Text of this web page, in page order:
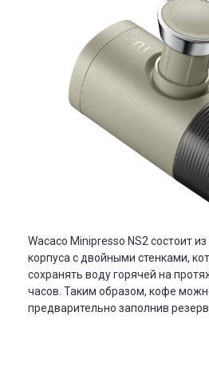
Wacaco Minipresso NS2 состоит
корпуса с двойными стенками,
сохранять воду горячей на
часов. Таким образом, кофе
предварительно заполнив